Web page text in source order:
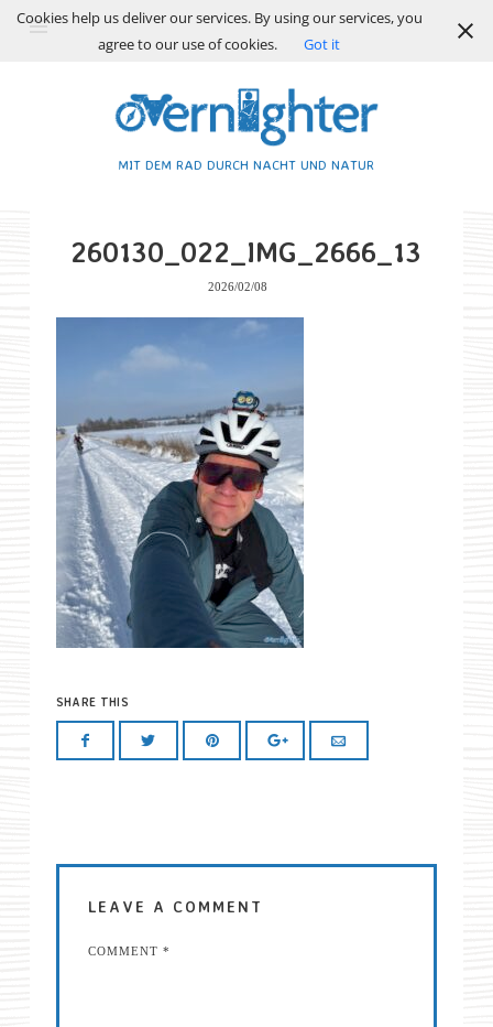
MIT DEM RAD DURCH NACHT UND NATUR
260130_022_IMG_2666_13
2026/02/08
SHARE THIS
LEAVE A COMMENT
COMMENT *
Cookies help us deliver our services. By using our services, you
agree to our use of cookies.
Got it